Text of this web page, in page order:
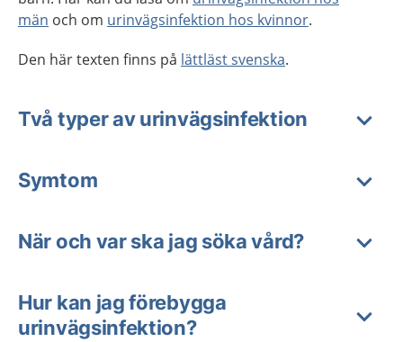
män och om urinvägsinfektion hos kvinnor.
Den här texten finns på lättläst svenska.
Två typer av urinvägsinfektion
Symtom
När och var ska jag söka vård?
Hur kan jag förebygga
urinvägsinfektion?